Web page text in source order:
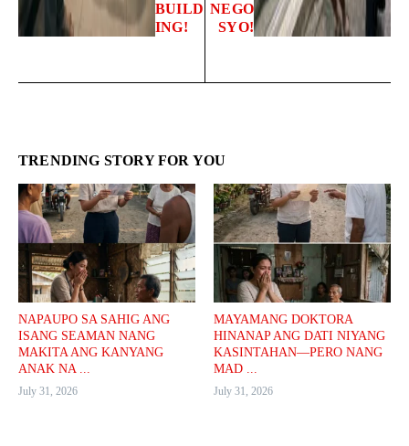
BUILD
ING!
NEGO
SYO!
TRENDING STORY FOR YOU
NAPAUPO SA SAHIG ANG
ISANG SEAMAN NANG
MAKITA ANG KANYANG
ANAK NA ...
July 31, 2026
MAYAMANG DOKTORA
HINANAP ANG DATI NIYANG
KASINTAHAN—PERO NANG
MAD ...
July 31, 2026